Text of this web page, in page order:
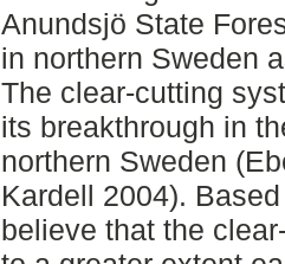
Anundsjö State
in northern Sweden
The clear-cutting
its breakthrough in
northern Sweden
Kardell 2004).
believe that the